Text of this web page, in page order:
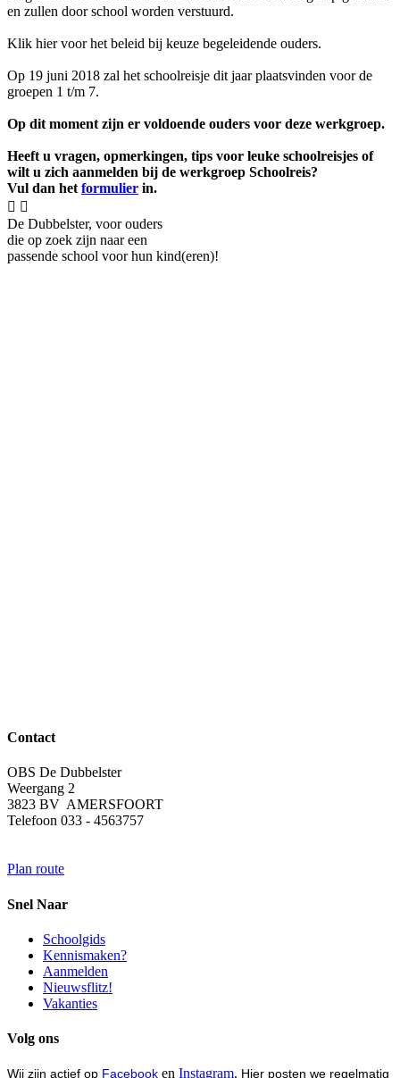
en zullen door school worden verstuurd.
Klik hier voor het beleid bij keuze begeleidende ouders.
Op 19 juni 2018 zal het schoolreisje dit jaar plaatsvinden voor de
groepen 1 t/m 7.
Op dit moment zijn er voldoende ouders voor deze werkgroep.
Heeft u vragen, opmerkingen, tips voor leuke schoolreisjes of
wilt u zich aanmelden bij de werkgroep Schoolreis?
Vul dan het formulier in.
 
De Dubbelster, voor ouders
die op zoek zijn naar een
passende school voor hun kind(eren)!
Contact
OBS De Dubbelster
Weergang 2
3823 BV AMERSFOORT
Telefoon 033 - 4563757
Plan route
Snel Naar
Schoolgids
Kennismaken?
Aanmelden
Nieuwsflitz!
Vakanties
Volg ons
Wij zijn actief op Facebook en Instagram. Hier posten we regelmatig